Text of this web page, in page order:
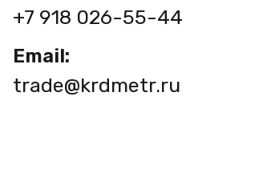
+7 918 026-55-44
Email:
trade@krdmetr.ru